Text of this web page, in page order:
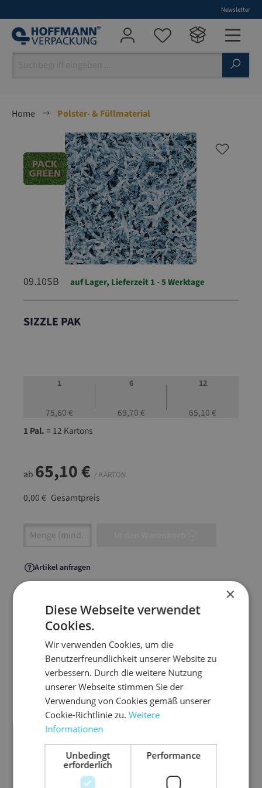
Newsletter
Home
Polster- & Füllmaterial
Bildergalerie überspringen
09.10SB auf Lager, Lieferzeit 1 - 5 Werktage
SIZZLE PAK
1
75,60 €
6
69,70 €
12
65,10 €
1 Pal.= 12 Kartons
ab 65,10 € / KARTON
0,00 € Gesamtpreis
Artikel Anzahl: Gib den gewünschten Wert
Artikel anfragen
Artikelinformationen
Das farbige Polstermaterial für unzählige
dekorative Möglichkeiten beim Versand und
Verpacken.
Jetzt auch in himmelblau ab Lager lieferbar.
staubfrei
hohe Polstereigenschaft durch zick-zack-Form
3-lagiges Papier
gute Produktfixierung
×
Diese Webseite verwendet
Cookies.
Wir verwenden Cookies, um die
Benutzerfreundlichkeit unserer Website zu
verbessern. Durch die weitere Nutzung
unserer Webseite stimmen Sie der
Verwendung von Cookies gemäß unserer
Cookie-Richtlinie zu.Weitere
Informationen
Unbedingt
erforderlich
Performance